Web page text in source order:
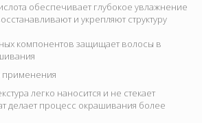
обеспечивает глубокое увлажнение
и укрепляют структуру
компонентов защищает волосы в
применения
легко наносится и не стекает
делает процесс окрашивания более